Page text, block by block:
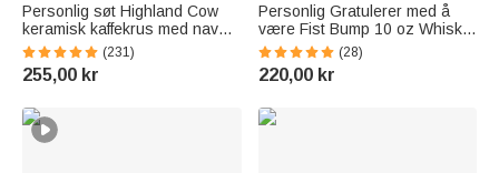
Personlig søt Highland Cow
keramisk kaffekrus med navn
og underlegg Bursdagsgave til
Highland Cow-elskeren
(231)
255,00 kr
Personlig Gratulerer med å
være Fist Bump 10 oz Whisky
Glass med navn Hjem Kjøkken
Tilbehør Farsdag
Bursdagsgave til vinelskere
(28)
220,00 kr